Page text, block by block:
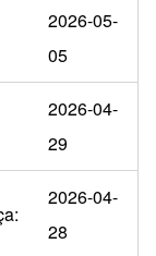
2026-05-
05
2026-04-
29
2026-04-
28